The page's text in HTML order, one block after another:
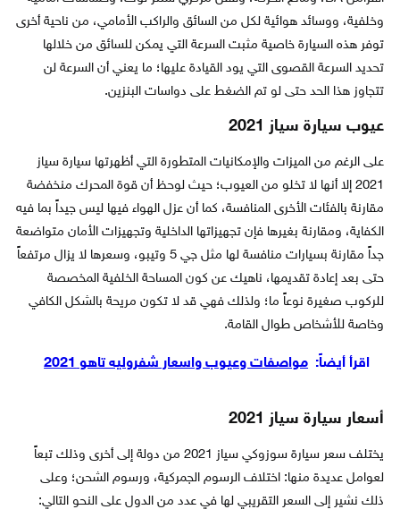
وخلفية، ووسائد هوائية لكل من السائق والراكب الأمامي، من ناحية أخرى
توفر هذه السيارة خاصية مثبت السرعة التي يمكن للسائق من خلالها
تحديد السرعة القصوى التي يود القيادة عليها؛ ما يعني أن السرعة لن
تتجاوز هذا الحد حتى لو تم الضغط على دواسات البنزين.
عيوب سيارة سياز 2021
على الرغم من الميزات والإمكانيات المتطورة التي أظهرتها سيارة سياز
2021 إلا أنها لا تخلو من العيوب؛ حيث لوحظ أن قوة المحرك منخفضة
مقارنة بالفئات الأخرى المنافسة، كما أن عزل الهواء فيها ليس جيداً بما فيه
الكفاية، ومقارنة بغيرها فإن تجهيزاتها الداخلية وتجهيزات الأمان متواضعة
جداً مقارنة بسيارات منافسة لها مثل جي 5 وتيبو، وسعرها لا يزال مرتفعاً
حتى بعد إعادة تقديمها، ناهيك عن كون المساحة الخلفية المخصصة
للركوب صغيرة نوعاً ما؛ ولذلك فهي قد لا تكون مريحة بالشكل الكافي
وخاصة للأشخاص طوال القامة.
اقرأ أيضاً: مواصفات وعيوب واسعار شفروليه تاهو 2021
أسعار سيارة سياز 2021
يختلف سعر سيارة سوزوكي سياز 2021 من دولة إلى أخرى وذلك تبعاً
لعوامل عديدة منها: اختلاف الرسوم الجمركية، ورسوم الشحن؛ وعلى
ذلك نشير إلى السعر التقريبي لها في عدد من الدول على النحو التالي: